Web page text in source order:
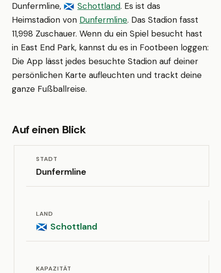
Dunfermline, 🏴󠁧󠁢󠁳󠁣󠁴󠁿 Schottland. Es ist das
Heimstadion von Dunfermline. Das Stadion fasst
11,998 Zuschauer. Wenn du ein Spiel besucht hast
in East End Park, kannst du es in Footbeen loggen:
Die App lässt jedes besuchte Stadion auf deiner
persönlichen Karte aufleuchten und trackt deine
ganze Fußballreise.
Auf einen Blick
STADT
Dunfermline
LAND
🏴󠁧󠁢󠁳󠁣󠁴󠁿 Schottland
KAPAZITÄT